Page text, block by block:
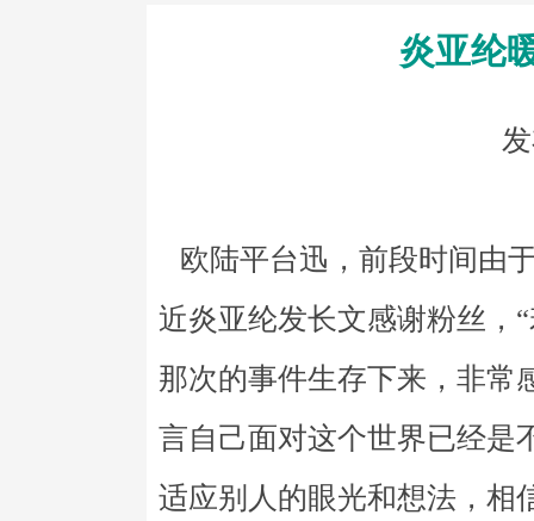
炎亚纶
欧陆平台迅，前段时间由
近炎亚纶发长文感谢粉丝，
那次的事件生存下来，非常
言自己面对这个世界已经是
适应别人的眼光和想法，相